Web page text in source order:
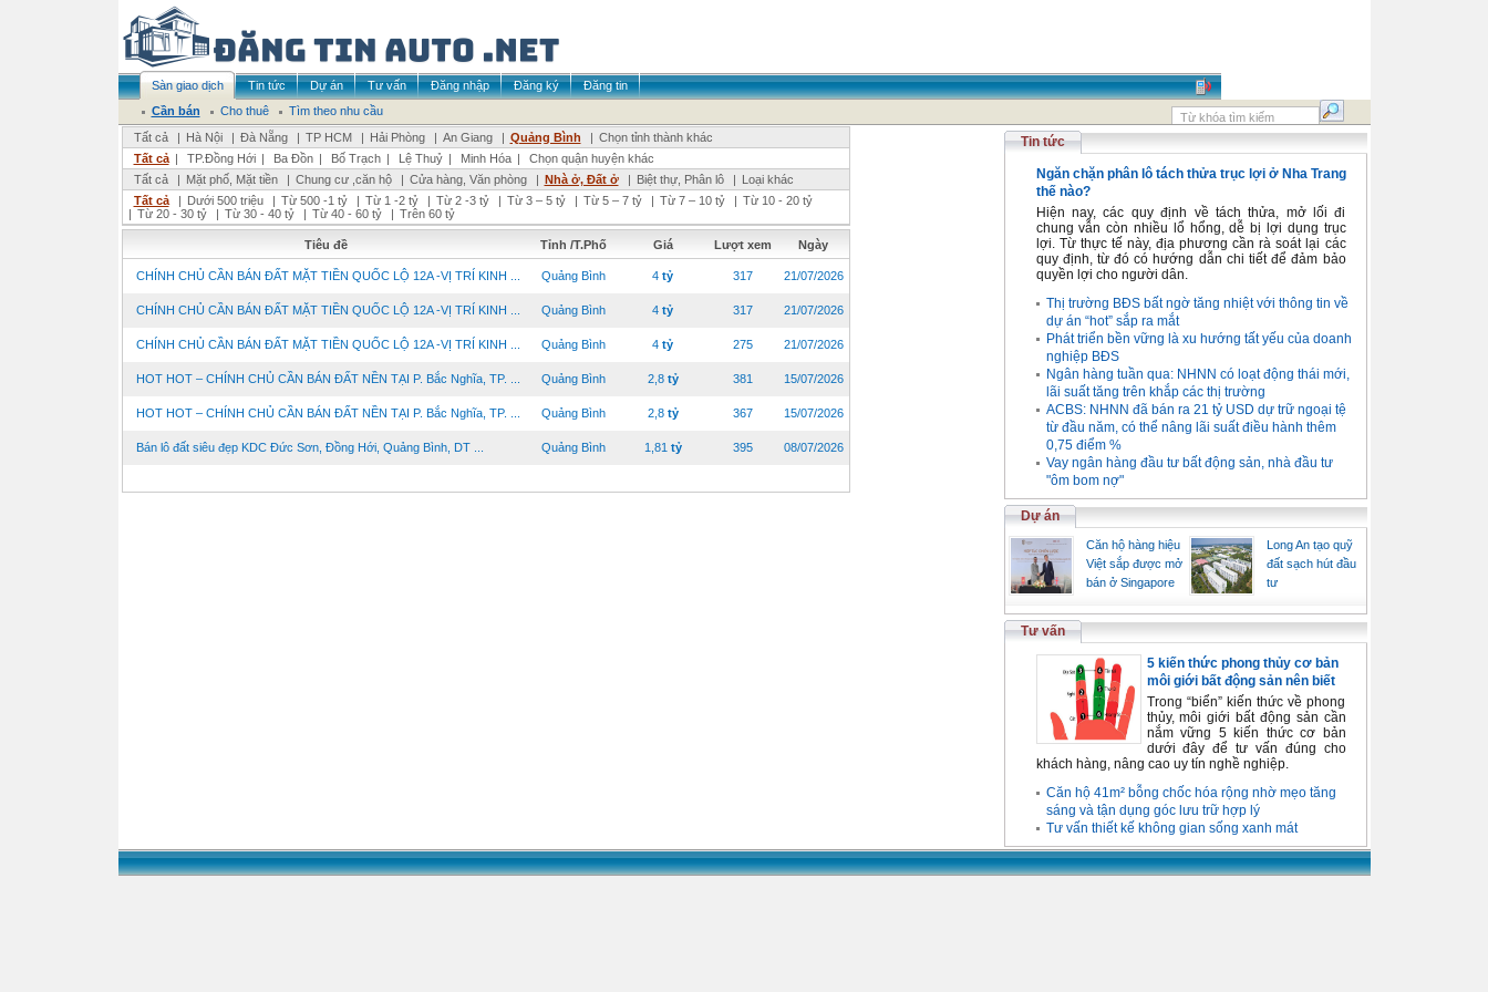
Sàn giao dịch Tin tức Dự án Tư vấn Đăng nhập Đăng ký
Đăng tin
Cần bán
Cho thuê
Tìm theo nhu cầu
Tất cả
| Hà Nội | Đà Nẵng | TP HCM | Hải Phòng | An Giang | Quảng Bình | Chọn tỉnh thành khác
Tất cả | TP.Đồng Hới | Ba Đồn | Bố Trạch | Lệ Thuỷ | Minh Hóa |
Chọn quận huyện khác
Tất cả
| Mặt phố, Mặt tiền | Chung cư ,căn hộ | Cửa hàng, Văn phòng | Nhà ở, Đất ở | Biệt thự, Phân lô | Loại khác
Tất cả
| Dưới 500 triệu | Từ 500 -1 tỷ | Từ 1 -2 tỷ | Từ 2 -3 tỷ | Từ 3 – 5 tỷ | Từ 5 – 7 tỷ | Từ 7 – 10 tỷ | Từ 10 - 20 tỷ
| Từ 20 - 30 tỷ | Từ 30 - 40 tỷ | Từ 40 - 60 tỷ | Trên 60 tỷ
Tiêu đề Tỉnh /T.Phố Giá Lượt xem Ngày
CHÍNH CHỦ CẦN BÁN ĐẤT MẶT TIỀN QUỐC LỘ 12A -VỊ TRÍ KINH ... Quảng Bình 4 tỷ 317 21/07/2026
CHÍNH CHỦ CẦN BÁN ĐẤT MẶT TIỀN QUỐC LỘ 12A -VỊ TRÍ KINH ... Quảng Bình 4 tỷ 317 21/07/2026
CHÍNH CHỦ CẦN BÁN ĐẤT MẶT TIỀN QUỐC LỘ 12A -VỊ TRÍ KINH ... Quảng Bình 4 tỷ 275 21/07/2026
HOT HOT – CHÍNH CHỦ CẦN BÁN ĐẤT NỀN TẠI P. Bắc Nghĩa, TP. ... Quảng Bình 2,8 tỷ 381 15/07/2026
HOT HOT – CHÍNH CHỦ CẦN BÁN ĐẤT NỀN TẠI P. Bắc Nghĩa, TP. ... Quảng Bình 2,8 tỷ 367 15/07/2026
Bán lô đất siêu đẹp KDC Đức Sơn, Đồng Hới, Quảng Bình, DT ... Quảng Bình 1,81 tỷ 395 08/07/2026
Tin tức
Ngăn chặn phân lô tách thửa trục lợi ở Nha Trang
thế nào?
Hiện nay, các quy định về tách thửa, mở lối đi
chung vẫn còn nhiều lổ hổng, dễ bị lợi dụng trục
lợi. Từ thực tế này, địa phương cần rà soát lại các
quy định, từ đó có hướng dẫn chi tiết để đảm bảo
quyền lợi cho người dân.
Thị trường BĐS bất ngờ tăng nhiệt với thông tin về
dự án “hot” sắp ra mắt
Phát triển bền vững là xu hướng tất yếu của doanh
nghiệp BĐS
Ngân hàng tuần qua: NHNN có loạt động thái mới,
lãi suất tăng trên khắp các thị trường
ACBS: NHNN đã bán ra 21 tỷ USD dự trữ ngoại tệ
từ đầu năm, có thể nâng lãi suất điều hành thêm
0,75 điểm %
Vay ngân hàng đầu tư bất động sản, nhà đầu tư
"ôm bom nợ"
Dự án
Căn hộ hàng hiệu
Việt sắp được mở
bán ở Singapore
Long An tạo quỹ
đất sạch hút đầu
tư
Tư vấn
5 kiến thức phong thủy cơ bản
môi giới bất động sản nên biết
Trong “biển” kiến thức về phong
thủy, môi giới bất động sản cần
nắm vững 5 kiến thức cơ bản
dưới đây để tư vấn đúng cho
khách hàng, nâng cao uy tín nghề nghiệp.
Căn hộ 41m² bỗng chốc hóa rộng nhờ mẹo tăng
sáng và tận dụng góc lưu trữ hợp lý
Tư vấn thiết kế không gian sống xanh mát